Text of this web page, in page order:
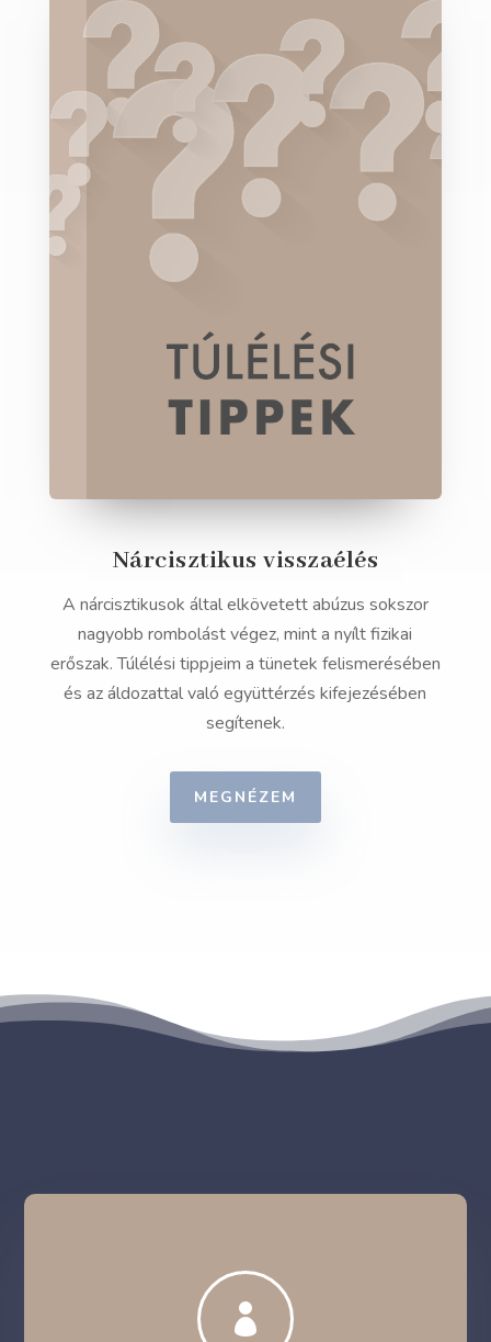
Nárcisztikus visszaélés
A nárcisztikusok által elkövetett abúzus sokszor
nagyobb rombolást végez, mint a nyílt fizikai
erőszak. Túlélési tippjeim a tünetek felismerésében
és az áldozattal való együttérzés kifejezésében
segítenek.
MEGNÉZEM
